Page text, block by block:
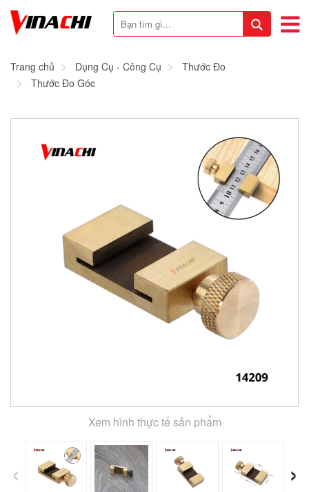
Trang chủ Dụng Cụ - Công Cụ
Thước Đo
Thước Đo Góc
Xem hình thực tế sản phẩm
‹ ›